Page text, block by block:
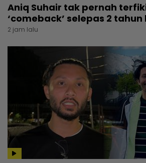
Aniq Suhair tak pernah
‘comeback’ selepas 2
2 jam lalu